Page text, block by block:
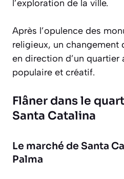
l’exploration de la ville.
Après l’opulence des
religieux, un changement
en direction d’un quartier
populaire et créatif.
Flâner dans le
Santa Catalina
Le marché de Santa
Palma